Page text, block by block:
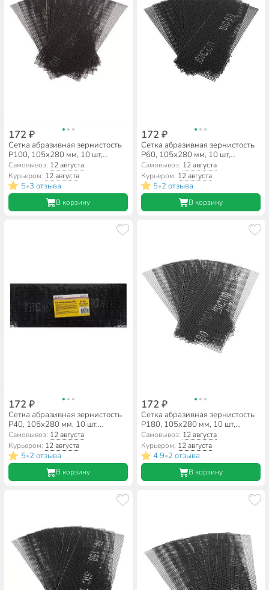
172 ₽
Сетка абразивная зернистость
P100, 105х280 мм, 10 шт,
РемоКолор, 31-8-110
Самовывоз: 12 августа
Курьером: 12 августа
5•3 отзыва
В корзину
172 ₽
Сетка абразивная зернистость
P60, 105х280 мм, 10 шт,
РемоКолор, 31-8-106
Самовывоз: 12 августа
Курьером: 12 августа
5•2 отзыва
В корзину
172 ₽
Сетка абразивная зернистость
P40, 105х280 мм, 10 шт,
РемоКолор, 31-8-104
Самовывоз: 12 августа
Курьером: 12 августа
5•2 отзыва
В корзину
172 ₽
Сетка абразивная зернистость
P180, 105х280 мм, 10 шт,
РемоКолор, 31-8-118
Самовывоз: 12 августа
Курьером: 12 августа
4.9•2 отзыва
В корзину